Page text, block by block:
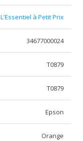
L'Essentiel à Petit Prix
34677000024
T0879
T0879
Epson
Orange